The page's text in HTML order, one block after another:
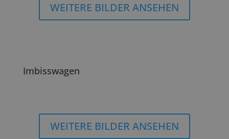
WEITERE BILDER ANSEHEN
Imbisswagen
WEITERE BILDER ANSEHEN